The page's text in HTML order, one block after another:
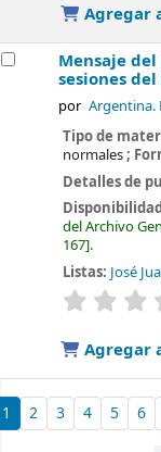
Agregar
Mensaje
sesiones
por Argentina.
Tipo de
normales;
Detalles de
del Archivo
167 .
Listas: José
valoración
Agregar
1 2 3 4 5 6